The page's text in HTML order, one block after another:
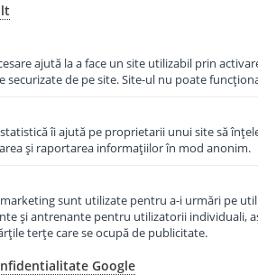
ajută la a face un site utilizabil prin
securizate de pe site. Site-ul nu poate
îi ajută pe proprietarii unui site să
şi raportarea informaţiilor în mod anonim.
sunt utilizate pentru a-i urmări pe
şi antrenante pentru utilizatorii individuali,
terţe care se ocupă de publicitate.
Google